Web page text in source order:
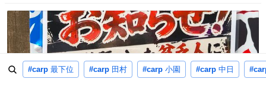
#carp 最下位 #carp 田村 #carp 小園 #carp 中日
ト
数
数